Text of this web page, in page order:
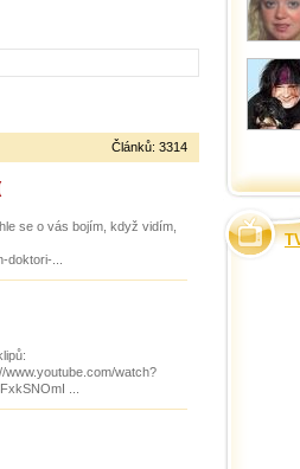
Článků: 3314
se o vás bojím, když vidím,
...
www.youtube.com/watch?
...